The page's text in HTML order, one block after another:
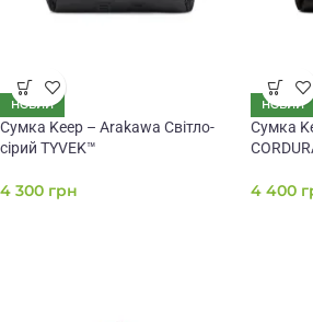
НОВИЙ
Сумка Keep – Arakawa Світло-
сірий TYVEK™
4 300 грн
НОВИЙ
Сумка
4 400